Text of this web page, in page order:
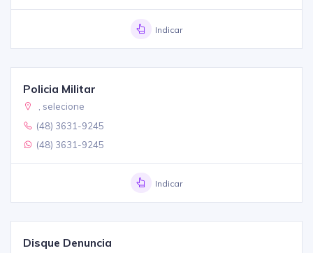
Indicar
Policia Militar
, selecione
(48) 3631-9245
(48) 3631-9245
Indicar
Disque Denuncia